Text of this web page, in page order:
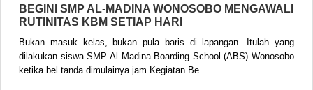
BEGINI SMP AL-MADINA WONOSOBO MENGAWALI
RUTINITAS KBM SETIAP HARI
Bukan masuk kelas, bukan pula baris di lapangan. Itulah yang
dilakukan siswa SMP Al Madina Boarding School (ABS) Wonosobo
ketika bel tanda dimulainya jam Kegiatan Be